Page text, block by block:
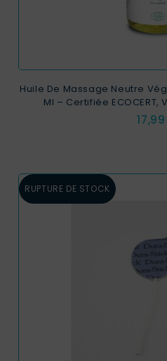
Huile De Massage Neutre
Ml – Certifiée ECOCERT,
Prix
RUPTURE DE STOCK